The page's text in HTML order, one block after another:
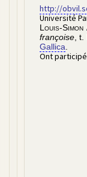
http://
Université
Louis-
françoise , t.
Gallica
Ont